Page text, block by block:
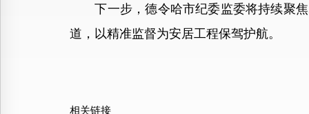
下一步，德令哈市纪委监委将持续聚焦
道，以精准监督为安居工程保驾护航。
相关链接